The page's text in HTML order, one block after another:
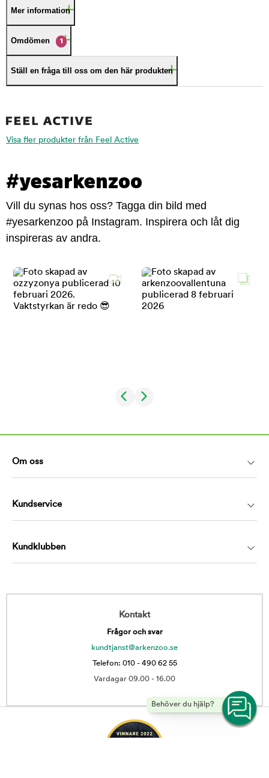
Mer information
Omdömen 1
Ställ en fråga till oss om den här produkten
Visa fler produkter från Feel Active
#yesarkenzoo
Vill du synas hos oss? Tagga din bild med
#yesarkenzoo på Instagram. Inspirera och låt dig
inspireras av andra.
Behöver du hjälp?
Om oss
Kundservice
Kundklubben
Kontakt
Frågor och svar
kundtjanst@arkenzoo.se
Telefon: 010 - 490 62 55
Vardagar 09.00 - 16.00